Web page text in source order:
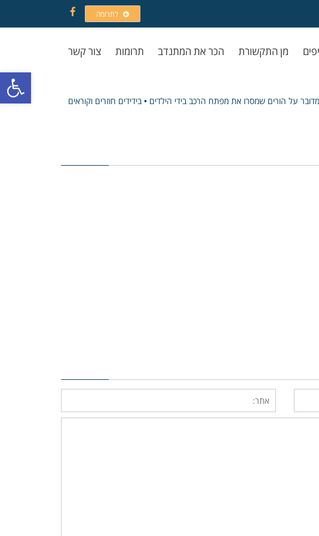
פתח
לתרומה
Facebook
מן התקשורת הכר את המתנדב תרומות צור קשר
על הורים שמסרו את מפתח הרכב בידי הילדים • בידידים חוזרים וקוראים